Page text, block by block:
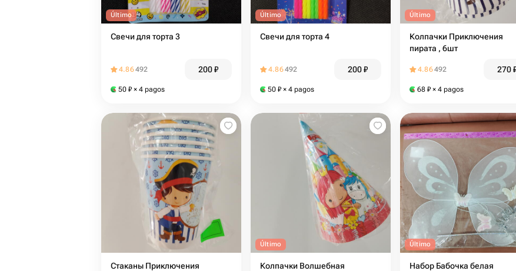
Último
Свечи для торта 3
4.86492 200₽
50 ₽ × 4 pagos
Último
Свечи для торта 4
4.86492 200₽
50 ₽ × 4 pagos
Último
Колпачки Приключения
пирата , 6шт
4.86492 270
68 ₽ × 4 pagos
Стаканы Приключения
Último
Колпачки Волшебная
Último
Набор Бабочка белая